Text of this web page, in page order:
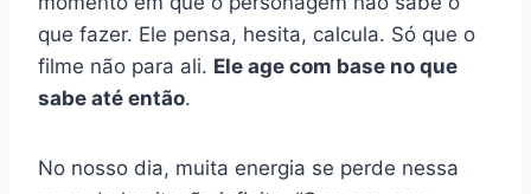
que fazer. Ele pensa, hesita, calcula. Só que o
filme não para ali. Ele age com base no que
sabe até então.
No nosso dia, muita energia se perde nessa